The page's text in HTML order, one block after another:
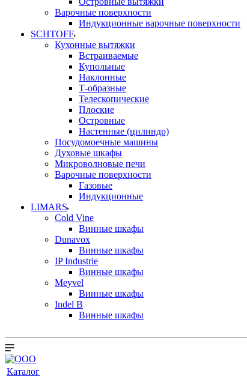
Варочные поверхности
Индукционные варочные поверхности
SCHTOFF
Кухонные вытяжки
Встраиваемые
Купольные
Наклонные
Т-образные
Телескопические
Плоские
Островные
Настенные (цилиндр)
Посудомоечные машины
Духовые шкафы
Микроволновые печи
Варочные поверхности
Газовые
Индукционные
LIMARS
Cold Vine
Винные шкафы
Dunavox
Винные шкафы
IP Industrie
Винные шкафы
Meyvel
Винные шкафы
Indel B
Винные шкафы
Каталог